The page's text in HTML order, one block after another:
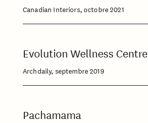
Canadian Interiors, octobre 2021
Evolution Wellness Centre
Archdaily, septembre 2019
Pachamama